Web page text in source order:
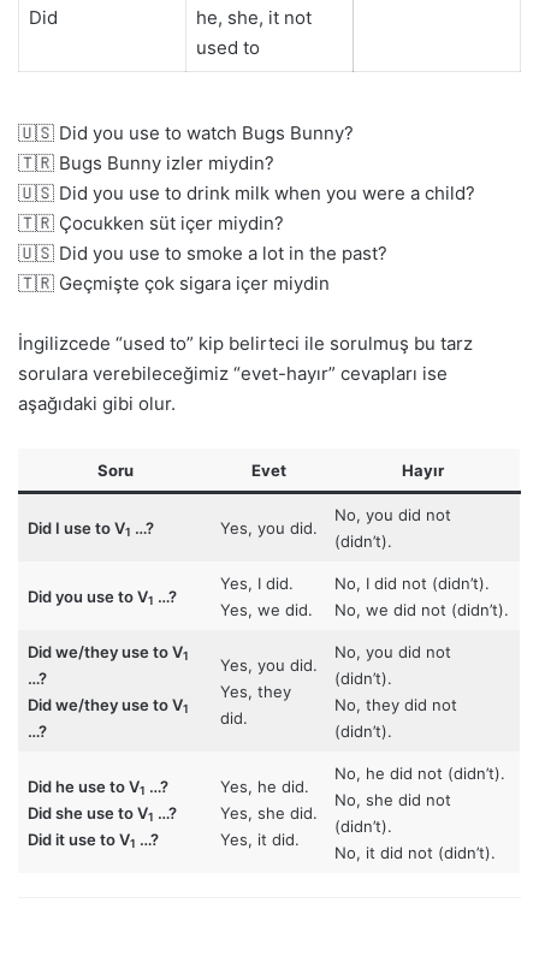
Did
he, she, it not
used to
🇺🇸 Did you use to watch Bugs Bunny?
🇹🇷 Bugs Bunny izler miydin?
🇺🇸 Did you use to drink milk when you were a child?
🇹🇷 Çocukken süt içer miydin?
🇺🇸 Did you use to smoke a lot in the past?
🇹🇷 Geçmişte çok sigara içer miydin
İngilizcede “used to” kip belirteci ile sorulmuş bu tarz
sorulara verebileceğimiz “evet-hayır” cevapları ise
aşağıdaki gibi olur.
Soru Evet Hayır
Did I use to V1 …? Yes, you did.
No, you did not
(didn’t).
Did you use toV1 …?
Yes, I did.
Yes, we did.
No, I did not (didn’t).
No, we did not (didn’t).
Did we/they use toV1
…?
Did we/they use toV1
…?
Yes, you did.
Yes, they
did.
No, you did not
(didn’t).
No, they did not
(didn’t).
Did he use toV1 …?
Did she use toV1 …?
Did it use toV1 …?
Yes, he did.
Yes, she did.
Yes, it did.
No, he did not (didn’t).
No, she did not
(didn’t).
No, it did not (didn’t).